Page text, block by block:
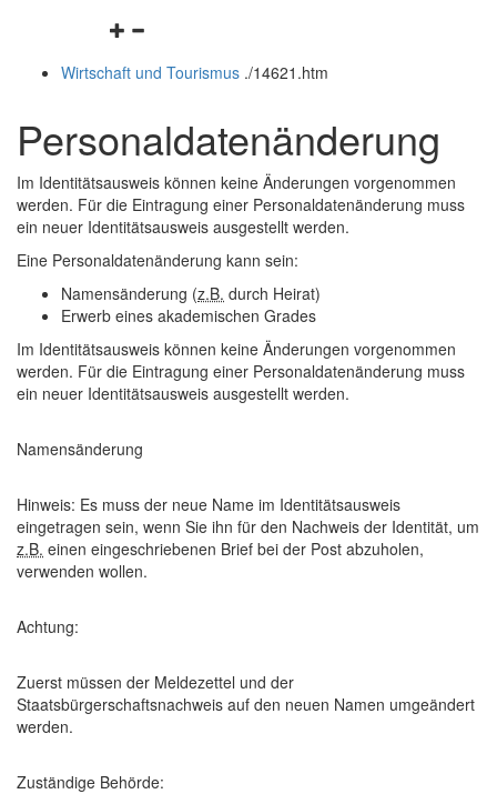
Navigationsmenü
und
Wirtschaft und Tourismus ./14621.htm
Personaldatenänderung
Im Identitätsausweis können keine Änderungen vorgenommen
werden. Für die Eintragung einer Personaldatenänderung muss
ein neuer Identitätsausweis ausgestellt werden.
Eine Personaldatenänderung kann sein:
Namensänderung (z.B. durch Heirat)
Erwerb eines akademischen Grades
Im Identitätsausweis können keine Änderungen vorgenommen
werden. Für die Eintragung einer Personaldatenänderung muss
ein neuer Identitätsausweis ausgestellt werden.
Namensänderung
Hinweis: Es muss der neue Name im Identitätsausweis
eingetragen sein, wenn Sie ihn für den Nachweis der Identität, um
z.B. einen eingeschriebenen Brief bei der Post abzuholen,
verwenden wollen.
Achtung:
Zuerst müssen der Meldezettel und der
Staatsbürgerschaftsnachweis auf den neuen Namen umgeändert
werden.
Zuständige Behörde: